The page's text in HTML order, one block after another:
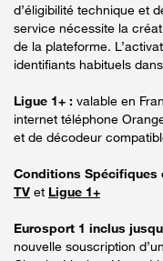
d’éligibilité technique et
service nécessite la
de la plateforme.
identifiants habituels
Ligue 1+ : valable en
internet téléphone
et de décodeur
Conditions Spécifiques
TV et Ligue 1+
Eurosport 1 inclus
nouvelle souscription